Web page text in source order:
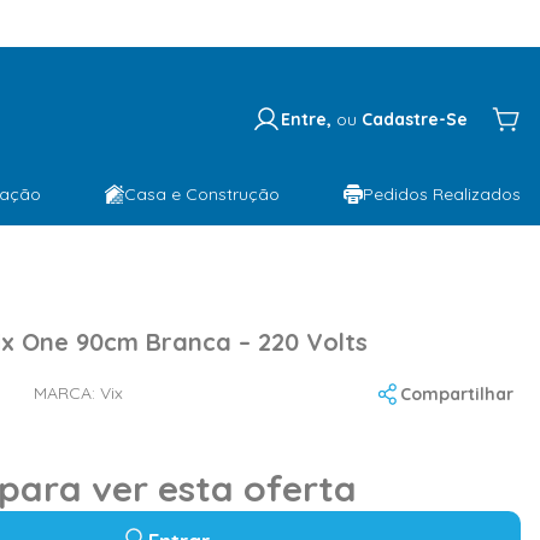
Entre, ou Cadastre-Se
Casa e Construção Pedidos Realizados
One 90cm Branca – 220 Volts
MARCA: Vix Compartilhar
ver esta oferta